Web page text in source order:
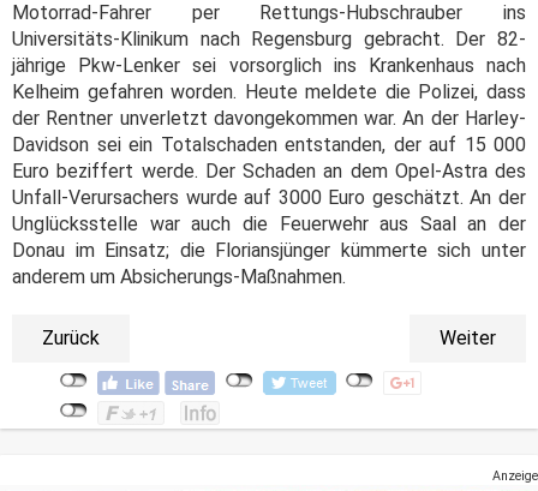
Motorrad-Fahrer per Rettungs-Hubschrauber ins
Universitäts-Klinikum nach Regensburg gebracht. Der 82-
jährige Pkw-Lenker sei vorsorglich ins Krankenhaus nach
Kelheim gefahren worden. Heute meldete die Polizei, dass
der Rentner unverletzt davongekommen war. An der Harley-
Davidson sei ein Totalschaden entstanden, der auf 15 000
Euro beziffert werde. Der Schaden an dem Opel-Astra des
Unfall-Verursachers wurde auf 3000 Euro geschätzt. An der
Unglücksstelle war auch die Feuerwehr aus Saal an der
Donau im Einsatz; die Floriansjünger kümmerte sich unter
anderem um Absicherungs-Maßnahmen.
Zurück Weiter
Anzeige